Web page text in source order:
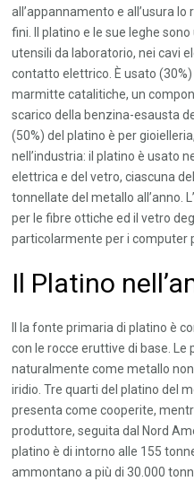
all’appannamento e all’usura
fini. Il platino e le sue leghe
utensili da laboratorio, nei cavi
contatto elettrico. È usato
marmitte catalitiche, un
scarico della benzina-esausta
(50%) del platino è per
nell’industria: il platino è usato
elettrica e del vetro, ciascuna
tonnellate del metallo all’anno.
per le fibre ottiche ed il vetro
particolarmente per i computer
Il Platino
Il la fonte primaria di platino è
con le rocce eruttive di base.
naturalmente come metallo
iridio. Tre quarti del platino del
presenta come cooperite,
produttore, seguita dal Nord
platino è di intorno alle 155
ammontano a più di 30.000